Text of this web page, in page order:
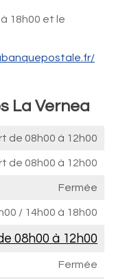
18h00 et le
La Vernea
de 08h00 à 12h00
de 08h00 à 12h00
Fermée
/ 14h00 à 18h00
08h00 à 12h00
Fermée